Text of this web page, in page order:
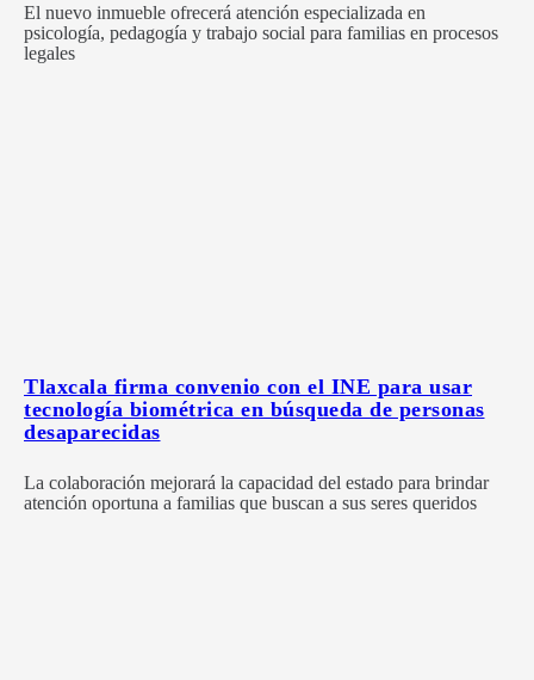
El nuevo inmueble ofrecerá atención especializada en
psicología, pedagogía y trabajo social para familias en procesos
legales
Tlaxcala firma convenio con el INE para usar
tecnología biométrica en búsqueda de personas
desaparecidas
La colaboración mejorará la capacidad del estado para brindar
atención oportuna a familias que buscan a sus seres queridos